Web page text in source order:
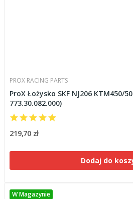
PROX RACING PARTS
ProX Łożysko SKF NJ206 KTM450/
773.30.082.000)
219,70 zł
Dodaj do
W Magazynie